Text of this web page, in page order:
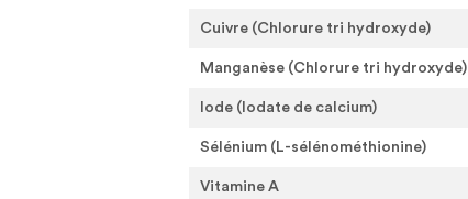
Cuivre (Chlorure tri hydroxyde)
Manganèse (Chlorure tri hydroxyde)
Iode (Iodate de calcium)
Sélénium (L-sélénométhionine)
Vitamine A